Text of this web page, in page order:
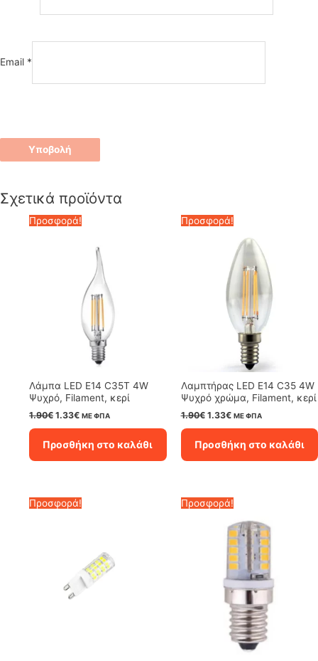
Email *
Σχετικά προϊόντα
Προσφορά!
Λάμπα LED E14 C35T 4W
Ψυχρό, Filament, κερί
1.90€ Original
1.90€.
1.33€Η
είναι:
1.33€.
ΜΕ ΦΠΑ
Προσθήκη στο καλάθι
Προσφορά!
Λαμπτήρας LED E14 C35 4W
Ψυχρό χρώμα, Filament, κερί
1.90€ Original
1.90€.
1.33€Η
είναι:
1.33€.
ΜΕ ΦΠΑ
Προσθήκη στο καλάθι
Προσφορά! Προσφορά!